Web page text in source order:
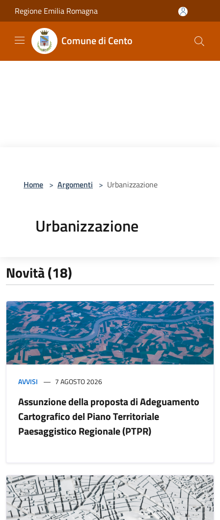
Salta al contenuto principale
Regione Emilia Romagna
Comune di Cento
Home > Argomenti > Urbanizzazione
Urbanizzazione
Novità (18)
AVVISI 7 AGOSTO 2026
Assunzione della proposta di Adeguamento
Cartografico del Piano Territoriale
Paesaggistico Regionale (PTPR)